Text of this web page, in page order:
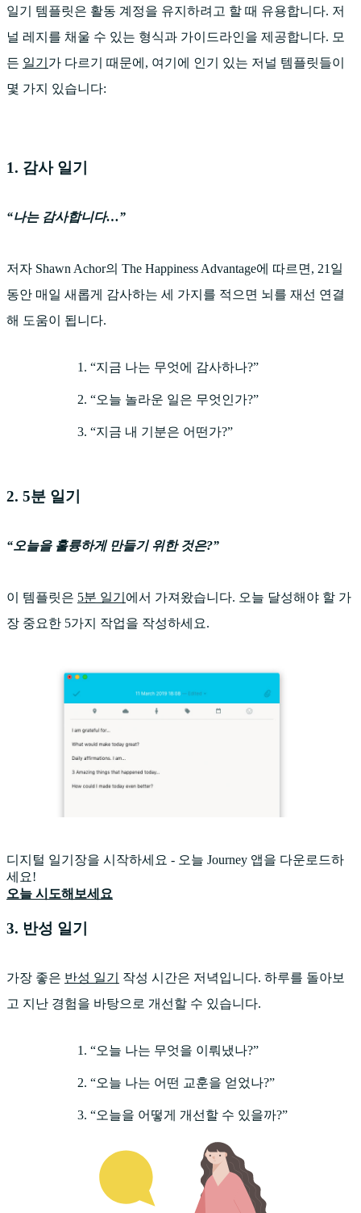
일기 템플릿은 활동 계정을 유지하려고 할 때 유용합니다. 저
널 레지를 채울 수 있는 형식과 가이드라인을 제공합니다. 모
든 일기 가 다르기 때문에, 여기에 인기 있는 저널 템플릿들이
몇 가지 있습니다:
1. 감사 일기
“나는 감사합니다…”
저자 Shawn Achor의 The Happiness Advantage에 따르면, 21일
동안 매일 새롭게 감사하는 세 가지를 적으면 뇌를 재선 연결
해 도움이 됩니다.
“지금 나는 무엇에 감사하나?”
“오늘 놀라운 일은 무엇인가?”
“지금 내 기분은 어떤가?”
2. 5분 일기
“오늘을 훌륭하게 만들기 위한 것은?”
이 템플릿은 5분 일기 에서 가져왔습니다. 오늘 달성해야 할 가
장 중요한 5가지 작업을 작성하세요.
디지털 일기장을 시작하세요 - 오늘 Journey 앱을 다운로드하
세요!
오늘 시도해보세요
3. 반성 일기
가장 좋은 반성 일기
작성 시간은 저녁입니다. 하루를 돌아보
고 지난 경험을 바탕으로 개선할 수 있습니다.
“오늘 나는 무엇을 이뤄냈나?”
“오늘 나는 어떤 교훈을 얻었나?”
“오늘을 어떻게 개선할 수 있을까?”